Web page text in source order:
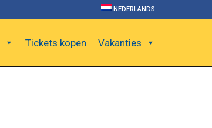
NEDERLANDS
Tickets kopen Vakanties